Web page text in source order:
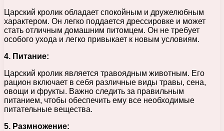
Царский кролик обладает спокойным и дружелюбным
характером. Он легко поддается дрессировке и может
стать отличным домашним питомцем. Он не требует
особого ухода и легко привыкает к новым условиям.
4. Питание:
Царский кролик является травоядным животным. Его
рацион включает в себя различные виды травы, сена,
овощи и фрукты. Важно следить за правильным
питанием, чтобы обеспечить ему все необходимые
питательные вещества.
5. Размножение: